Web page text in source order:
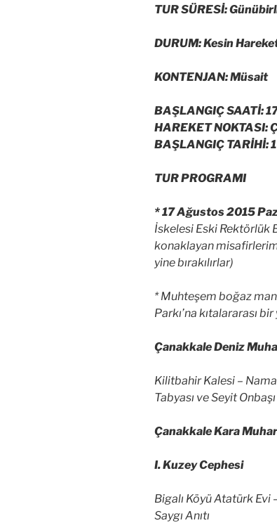
TUR SÜRESİ:
DURUM: Kesin
KONTENJAN: Müsait
BAŞLANGIÇ SAATİ:
HAREKET NOKTASI:
BAŞLANGIÇ TARİHİ:
TUR PROGRAMI
* 17 Ağustos 2015
İskelesi Eski Rektörlük
konaklayan
yine bırakılırlar)
* Muhteşem boğaz
Parkı’na kıtalararası
Çanakkale Deniz
Kilitbahir Kalesi –
Tabyası ve Seyit Onbaşı
Çanakkale Kara
I. Kuzey Cephesi
Bigalı Köyü Atatürk Evi
Saygı Anıtı